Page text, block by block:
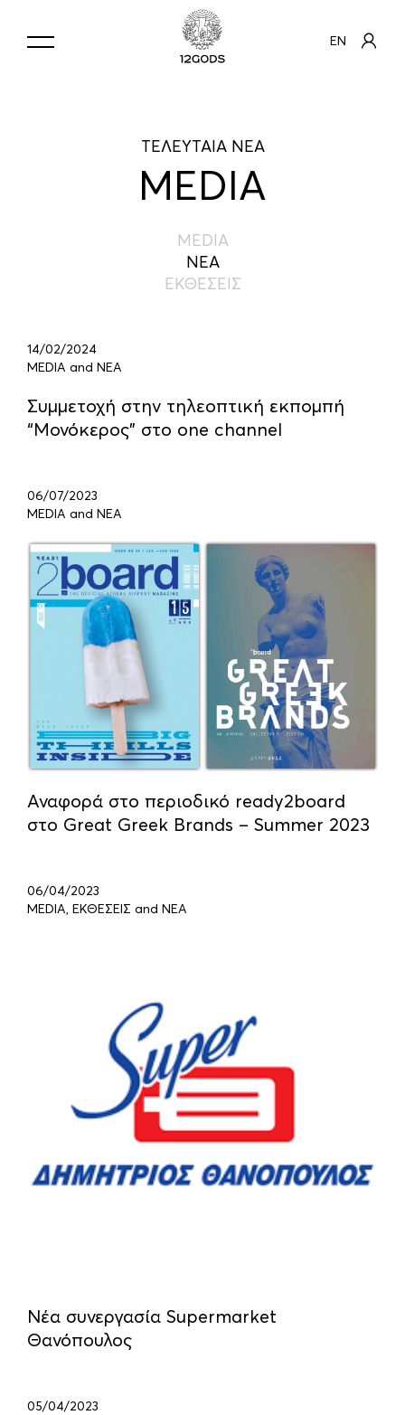
EN
ΤΕΛΕΥΤΑΙΑ ΝΕΑ
MEDIA
MEDIA
ΝΕΑ
ΕΚΘΕΣΕΙΣ
14/02/2024
MEDIA and ΝΕΑ
Συμμετοχή στην τηλεοπτική εκπομπή
“Μονόκερος” στο one channel
06/07/2023
MEDIA and ΝΕΑ
Αναφορά στο περιοδικό ready2board
στο Great Greek Brands – Summer 2023
06/04/2023
MEDIA, ΕΚΘΕΣΕΙΣ and ΝΕΑ
Νέα συνεργασία Supermarket
Θανόπουλος
05/04/2023